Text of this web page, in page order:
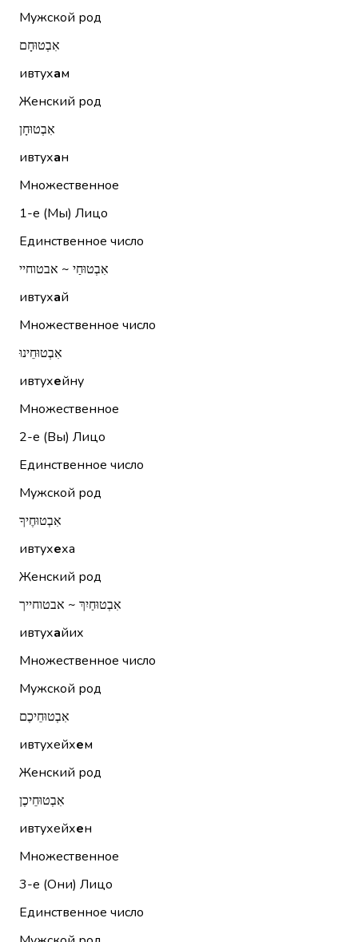
Мужской род
אִבְטוּחָם
ивтухам
Женский род
אִבְטוּחָן
ивтухан
Множественное
1-е (Мы) Лицо
Единственное число
אִבְטוּחַי ~ אבטוחיי
ивтухай
Множественное число
אִבְטוּחֵינוּ
ивтухейну
Множественное
2-е (Вы) Лицо
Единственное число
Мужской род
אִבְטוּחֶיךָ
ивтухеха
Женский род
אִבְטוּחַיִךְ ~ אבטוחייך
ивтухайих
Множественное число
Мужской род
אִבְטוּחֵיכֶם
ивтухейхем
Женский род
אִבְטוּחֵיכֶן
ивтухейхен
Множественное
3-е (Они) Лицо
Единственное число